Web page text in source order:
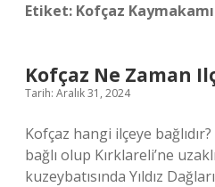
Etiket: Kofçaz
Kofçaz Ne Zaman
Tarih: Aralık 31, 2024
Kofçaz hangi ilçeye
bağlı olup Kırklareli’ne
kuzeybatısında Yıldız